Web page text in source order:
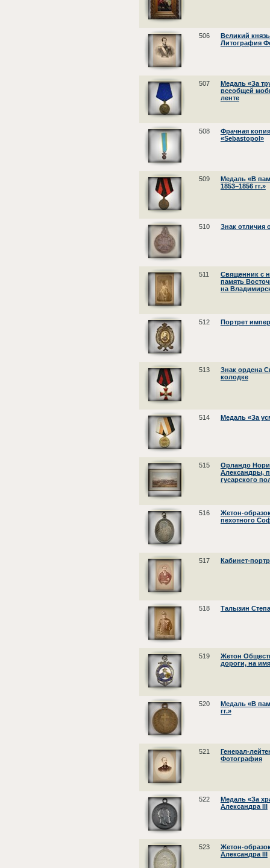
506
Великий
Литография
507
Медаль «За
всеобщей
ленте
508
Фрачная
«Sebastopol»
509
Медаль «В
1853–1856 гг.»
510 Знак отличия
511
Священник с
память
на
512 Портрет
513
Знак ордена
колодке
514 Медаль «За
515
Орландо Нори
Александры,
гусарского
516
Жетон-
пехотного
517 Кабинет-
518 Талызин
519
Жетон
дороги, на
520
Медаль «В
гг.»
521
Генерал-
Фотография
522
Медаль «За
Александра III
523
Жетон-
Александра III